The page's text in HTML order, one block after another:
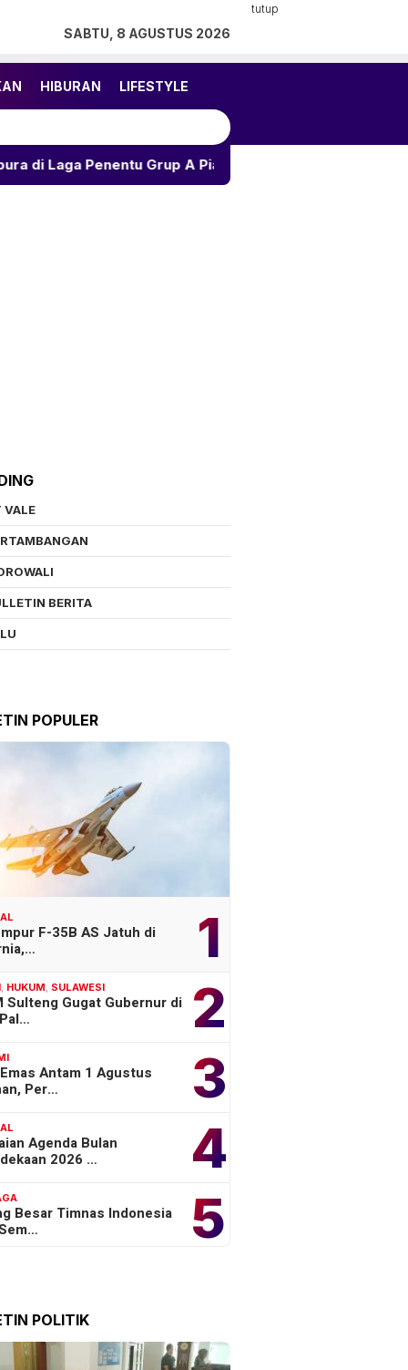
tutup
SABTU, 8 AGUSTUS 2026
HIBURAN LIFESTYLE
Grup A Piala AFF 2026
VALE
BERITA
POPULER
1
F-35B AS Jatuh di
2
HUKUM SULAWESI
Sulteng Gugat Gubernur di
3
Antam 1 Agustus
Per…
4
Agenda Bulan
2026 …
5
Besar Timnas Indonesia
POLITIK